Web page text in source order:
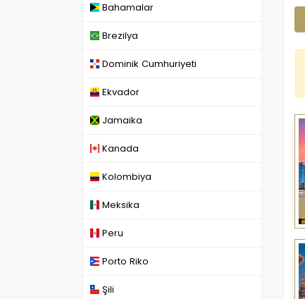
Bahamalar
Brezilya
Dominik Cumhuriyeti
Ekvador
Jamaika
Kanada
Kolombiya
Meksika
Peru
Porto Riko
Şili